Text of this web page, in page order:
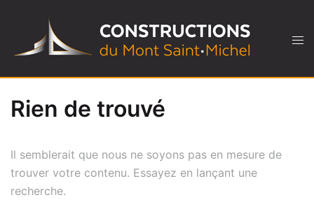
Rien de trouvé
Il semblerait que nous ne soyons pas en mesure de
trouver votre contenu. Essayez en lançant une
recherche.